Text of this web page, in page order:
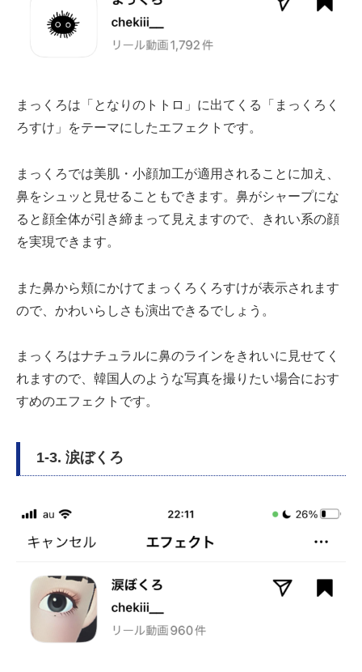
まっくろは「となりのトトロ」に出てくる「まっくろく
ろすけ」をテーマにしたエフェクトです。
まっくろでは美肌・小顔加工が適用されることに加え、
鼻をシュッと見せることもできます。鼻がシャープにな
ると顔全体が引き締まって見えますので、きれい系の顔
を実現できます。
また鼻から頬にかけてまっくろくろすけが表示されます
ので、かわいらしさも演出できるでしょう。
まっくろはナチュラルに鼻のラインをきれいに見せてく
れますので、韓国人のような写真を撮りたい場合におす
すめのエフェクトです。
1-3. 涙ぼくろ